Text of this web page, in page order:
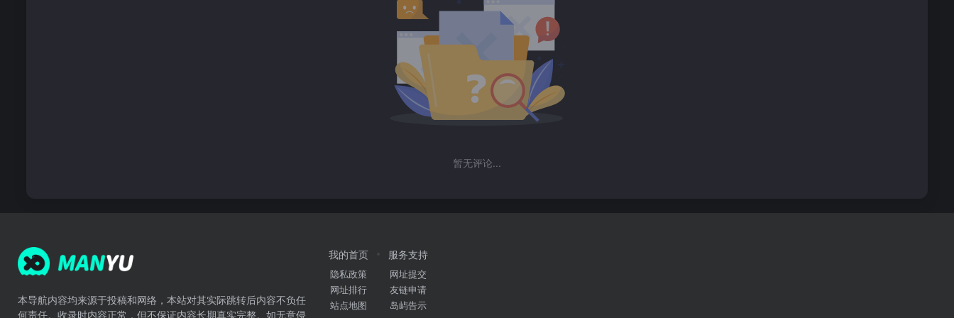
暂无评论...
本导航内容均来源于投稿和网络，本站对其实际跳转后内容不负任
何责任。收录时内容正常，但不保证内容长期真实完整。如无意侵
我的首页
隐私政策
网址排行
站点地图
服务支持
网址提交
友链申请
岛屿告示